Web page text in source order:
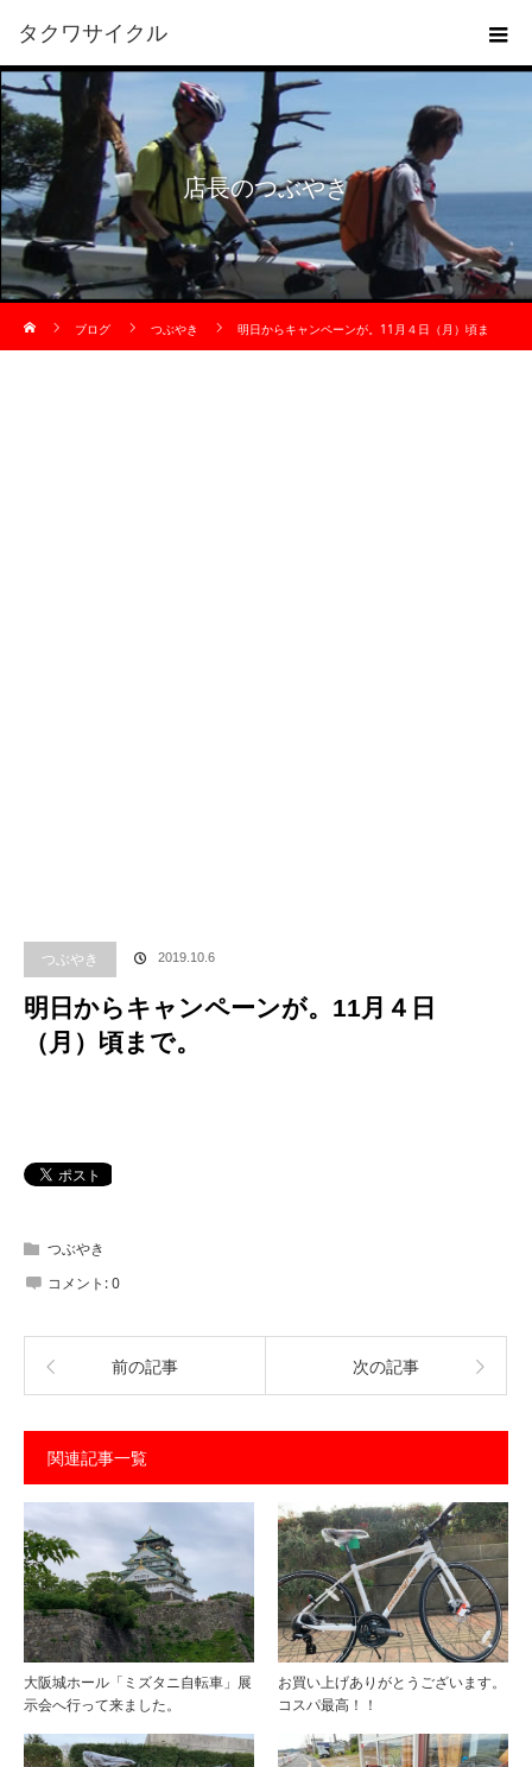
タクワサイクル
店長のつぶやき
ブログ
つぶやき 明日からキャンペーンが。11月４日（月）頃ま
つぶやき 2019.10.6
明日からキャンペーンが。11月４日
（月）頃まで。
つぶやき
コメント:0
前の記事 次の記事
関連記事一覧
大阪城ホール「ミズタニ自転車」展
示会へ行って来ました。
お買い上げありがとうございます。
コスパ最高！！